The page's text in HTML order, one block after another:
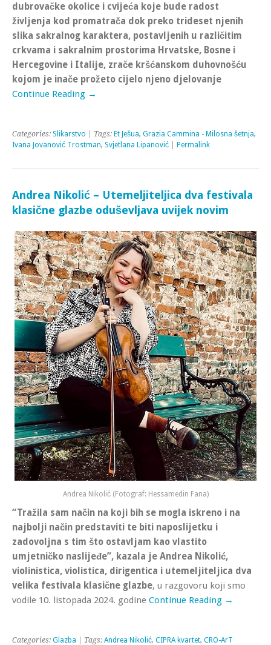
dubrovačke okolice i cvijeća koje bude radost
življenja kod promatrača dok preko trideset njenih
slika sakralnog karaktera, postavljenih u različitim
crkvama i sakralnim prostorima Hrvatske, Bosne i
Hercegovine i Italije, zrače kršćanskom duhovnošću
kojom je inače prožeto cijelo njeno djelovanje
Continue Reading →
Categories: Slikarstvo | Tags: Et Ješua, Grazia Cammina - Milosna šetnja,
Ivana Jovanović Trostman, Svjetlana Lipanović Permalink
Andrea Nikolić – Utemeljiteljica dva festivala
klasične glazbe oduševljava uvijek novim
Andrea Nikolić (Fotograf: Hessamedin Fana)
“Tražila sam način na koji bih se mogla iskreno i na
najbolji način predstaviti te biti naposlijetku i
zadovoljna s tim što ostavljam kao vlastito
umjetničko naslijeđe”, kazala je Andrea Nikolić,
violinistica, violistica, dirigentica i utemeljiteljica dva
velika festivala klasične glazbe, u razgovoru koji smo
vodile 10. listopada 2024. godine Continue Reading →
Categories: Glazba | Tags: Andrea Nikolić, CIPRA kvartet, CRO-ArT